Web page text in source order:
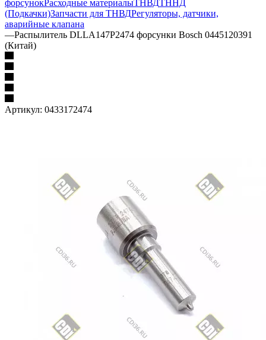
форсунокРасходные материалыТНВД ТННД
(Подкачки)Запчасти для ТНВДРегуляторы, датчики,
аварийные клапана
—Распылитель DLLA147P2474 форсунки Bosch 0445120391
(Китай)
Артикул: 0433172474